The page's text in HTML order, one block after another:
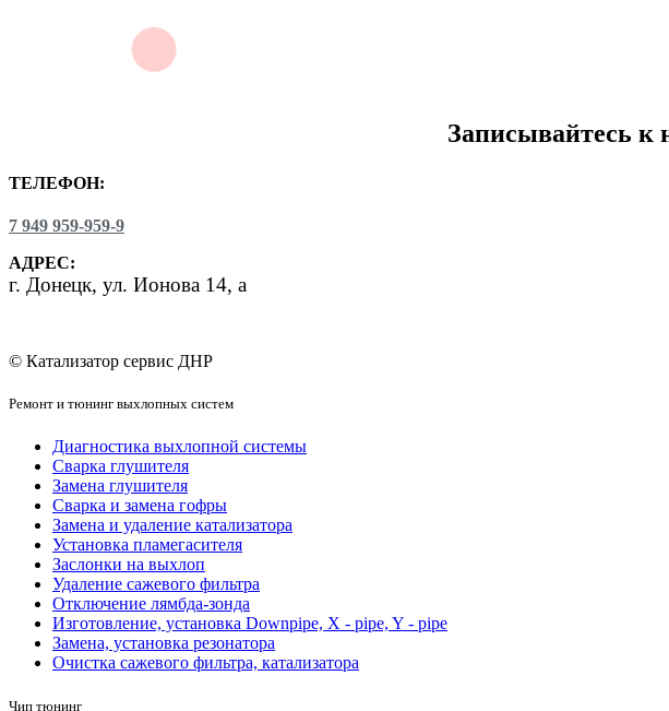
Записывайтесь к
ТЕЛЕФОН:
7 949 959-959-9
АДРЕС:
г. Донецк, ул. Ионова 14, а
© Катализатор сервис ДНР
Ремонт и тюнинг выхлопных систем
Диагностика выхлопной системы
Сварка глушителя
Замена глушителя
Сварка и замена гофры
Замена и удаление катализатора
Установка пламегасителя
Заслонки на выхлоп
Удаление сажевого фильтра
Отключение лямбда-зонда
Изготовление, установка Downpipe, X - pipe, Y - pipe
Замена, установка резонатора
Очистка сажевого фильтра, катализатора
Чип тюнинг